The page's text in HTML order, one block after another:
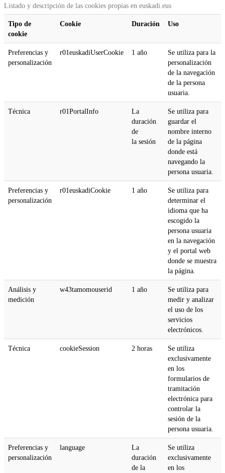
Listado y descripción de las cookies propias en euskadi.eus
Tipo de
cookie
Cookie Duración Uso
Preferencias y
personalización
r01euskadiUserCookie 1 año
Se utiliza para la
personalización
de la navegación
de la persona
usuaria.
Técnica r01PortalInfo
La
duración
de
la sesión
Se utiliza para
guardar el
nombre interno
de la página
donde está
navegando la
persona usuaria.
Preferencias y
personalización
r01euskadiCookie 1 año
Se utiliza para
determinar el
idioma que ha
escogido la
persona usuaria
en la navegación
y el portal web
donde se muestra
la página.
Análisis y
medición
w43tamomouserid 1 año
Se utiliza para
medir y analizar
el uso de los
servicios
electrónicos.
Técnica cookieSession 2 horas
Se utiliza
exclusivamente
en los
formularios de
tramitación
electrónica para
controlar la
sesión de la
persona usuaria.
Preferencias y
personalización
language
La
duración
de la
Se utiliza
exclusivamente
en los